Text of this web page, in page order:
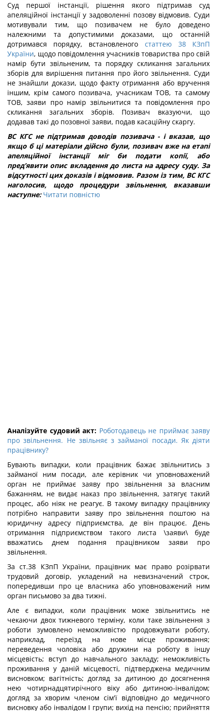
Суд першої інстанції, рішення якого підтримав суд
апеляційної інстанції у задоволенні позову відмовив. Суди
мотивували тим, що позивачем не було доведено
належними та допустимими доказами, що останній
дотримався порядку, встановленого статтею 38 КЗпП
України, щодо повідомлення учасників товариства про свій
намір бути звільненим, та порядку скликання загальних
зборів для вирішення питання про його звільнення. Суди
не знайшли докази, щодо факту отримання або вручення
іншим, крім самого позивача, учасникам ТОВ, та самому
ТОВ, заяви про намір звільнитися та повідомлення про
скликання загальних зборів. Позивач вказуючи, що
додавав такі до позовної заяви, подав касаційну скаргу.
ВС КГС не підтримав доводів позивача - і вказав, що
якщо б ці матеріали дійсно були, позивач вже на етапі
апеляційної інстанції міг би подати копії, або
пред’явити опис вкладення до листа на адресу суду. За
відсутності цих доказів і відмовив. Разом із тим, ВС КГС
наголосив, щодо процедури звільнення, вказавши
наступне: Читати повністю
Аналізуйте судовий акт: Роботодавець не приймає заяву
про звільнення. Не звільняє з займаної посади. Як діяти
працівнику?
Бувають випадки, коли працівник бажає звільнитись з
займаної ним посади, але керівник чи уповноважений
орган не приймає заяву про звільнення за власним
бажанням, не видає наказ про звільнення, затягує такий
процес, або ніяк не реагує. В такому випадку працівнику
потрібно направити заяву про звільнення поштою на
юридичну адресу підприємства, де він працює. День
отримання підприємством такого листа \заяви\ буде
вважатись днем подання працівником заяви про
звільнення.
За ст.38 КЗпП України, працівник має право розірвати
трудовий договір, укладений на невизначений строк,
попередивши про це власника або уповноважений ним
орган письмово за два тижні.
Але є випадки, коли працівник може звільнитись не
чекаючи двох тижневого терміну, коли таке звільнення з
роботи зумовлено неможливістю продовжувати роботу,
наприклад, переїзд на нове місце проживання;
переведення чоловіка або дружини на роботу в іншу
місцевість; вступ до навчального закладу; неможливість
проживання у даній місцевості, підтверджена медичним
висновком; вагітність; догляд за дитиною до досягнення
нею чотирнадцятирічного віку або дитиною-інвалідом;
догляд за хворим членом сім'ї відповідно до медичного
висновку або інвалідом I групи; вихід на пенсію; прийняття